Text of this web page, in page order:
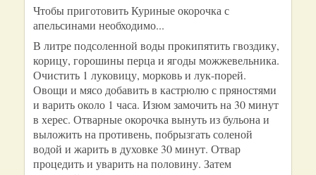
Чтобы приготовить Куриные окорочка с
апельсинами необходимо...
В литре подсоленной воды прокипятить гвоздику,
корицу, горошины перца и ягоды можжевельника.
Очистить 1 луковицу, морковь и лук-порей.
Овощи и мясо добавить в кастрюлю с пряностями
и варить около 1 часа. Изюм замочить на 30 минут
в херес. Отварные окорочка вынуть из бульона и
выложить на противень, побрызгать соленой
водой и жарить в духовке 30 минут. Отвар
процедить и уварить на половину. Затем